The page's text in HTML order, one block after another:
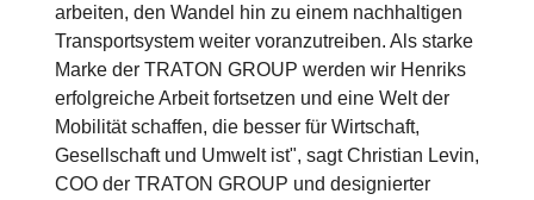
arbeiten, den Wandel hin zu einem nachhaltigen
Transportsystem weiter voranzutreiben. Als starke
Marke der TRATON GROUP werden wir Henriks
erfolgreiche Arbeit fortsetzen und eine Welt der
Mobilität schaffen, die besser für Wirtschaft,
Gesellschaft und Umwelt ist", sagt Christian Levin,
COO der TRATON GROUP und designierter